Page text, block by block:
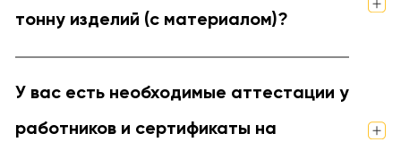
тонну изделий (с материалом)?
У вас есть необходимые аттестации у
работников и сертификаты на